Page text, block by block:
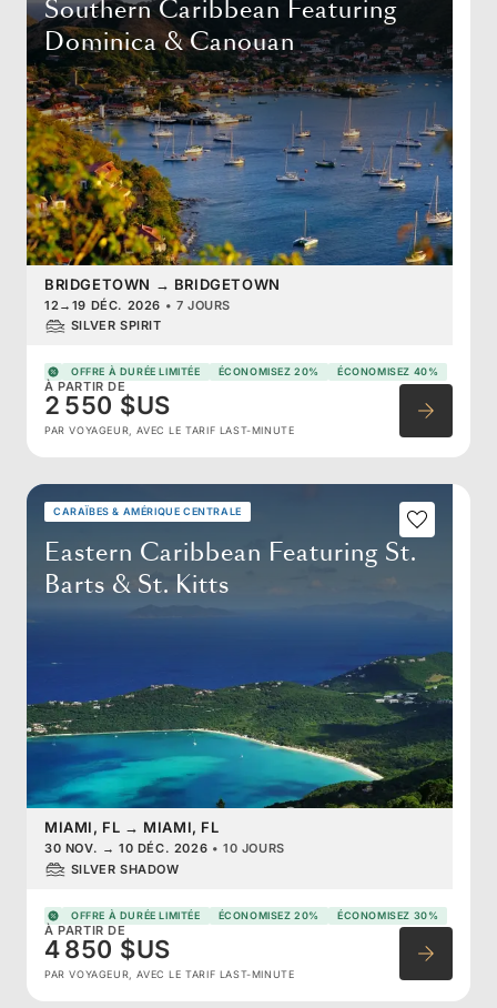
Southern Caribbean Featuring
Dominica & Canouan
BRIDGETOWN → BRIDGETOWN
12 → 19 DÉC. 2026 • 7 JOURS
SILVER SPIRIT
OFFRE À DURÉE LIMITÉE ÉCONOMISEZ 20% ÉCONOMISEZ 40%
À PARTIR DE
2 550 $US
PAR VOYAGEUR, AVEC LE TARIF LAST-MINUTE
CARAÏBES & AMÉRIQUE CENTRALE
Eastern Caribbean Featuring St.
Barts & St. Kitts
MIAMI, FL → MIAMI, FL
30 NOV. → 10 DÉC. 2026 •10 JOURS
SILVER SHADOW
OFFRE À DURÉE LIMITÉE ÉCONOMISEZ 20% ÉCONOMISEZ 30%
À PARTIR DE
4 850 $US
PAR VOYAGEUR, AVEC LE TARIF LAST-MINUTE